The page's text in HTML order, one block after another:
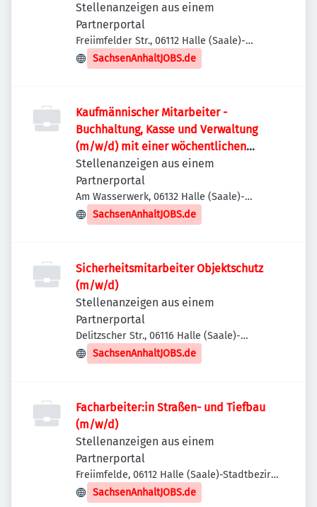
Stellenanzeigen aus einem
Partnerportal
Freiimfelder Str., 06112 Halle (Saale)-
Stadtbezirk Ost, Deutschland
SachsenAnhaltJOBS.de
Kaufmännischer Mitarbeiter -
Buchhaltung, Kasse und Verwaltung
(m/w/d) mit einer wöchentlichen
Arbeitszeit von 35 Stunden
Stellenanzeigen aus einem
Partnerportal
Am Wasserwerk, 06132 Halle (Saale)-
Stadtbezirk Süd, Deutschland
SachsenAnhaltJOBS.de
Sicherheitsmitarbeiter Objektschutz
(m/w/d)
Stellenanzeigen aus einem
Partnerportal
Delitzscher Str., 06116 Halle (Saale)-
Stadtbezirk Ost, Deutschland
SachsenAnhaltJOBS.de
Facharbeiter:in Straßen- und Tiefbau
(m/w/d)
Stellenanzeigen aus einem
Partnerportal
Freiimfelde, 06112 Halle (Saale)-Stadtbezirk
Ost, Deutschland
SachsenAnhaltJOBS.de